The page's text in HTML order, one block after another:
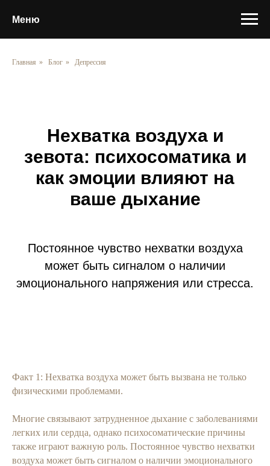
Меню
Главная » Блог » Депрессия
Нехватка воздуха и
зевота: психосоматика и
как эмоции влияют на
ваше дыхание
Постоянное чувство нехватки воздуха
может быть сигналом о наличии
эмоционального напряжения или стресса.
Факт 1: Нехватка воздуха может быть вызвана не только
физическими проблемами.
Многие связывают затрудненное дыхание с заболеваниями
легких или сердца, однако психосоматические причины
также играют важную роль. Постоянное чувство нехватки
воздуха может быть сигналом о наличии эмоционального